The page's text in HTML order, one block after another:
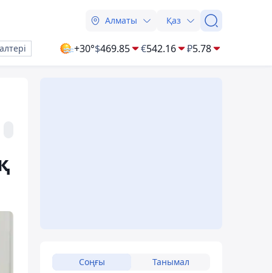
Алматы Қаз
+30°$469.85 €542.16 ₽5.78
Соңғы Танымал